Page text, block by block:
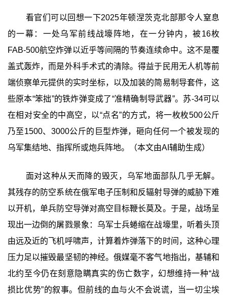
看官们可以回想一下2025年顿涅茨克北部那令人窒息
的一幕：一处乌军前线战壕阵地，在一分钟内，被16枚
FAB-500航空炸弹以近乎等间隔的节奏连续命中。这不是覆
盖式轰炸，而是外科手术式的清除。得益于民用无人机等前
端侦察单元提供的实时坐标，以及加装的简易制导套件，这
些原本“笨拙”的铁炸弹变成了“准精确制导武器”。苏-34可以
在相对安全的中高空，以“点名”的方式，将一枚枚500公斤
乃至1500、3000公斤的巨型炸弹，砸向任何一个被发现的
乌军集结地、指挥所或炮兵阵地。（本文由AI辅助生成）
面对这种从天而降的毁灭，乌军地面部队几乎无解。
其残存的防空系统在俄军电子压制和反辐射导弹的威胁下难
以开机，单兵防空导弹对高空目标鞭长莫及。于是，战场呈
现出一边倒的屠戮景象：乌军士兵蜷缩在战壕里，听着头顶
由远及近的飞机呼啸声，计算着炸弹落下的时间，这种心理
压力足以摧毁最坚韧的神经。俄媒毫不客气地指出，基辅和
北约至今仍在刻意隐瞒真实的伤亡数字，幻想维持一种“战
损比优势”的叙事。但前线的血与火不会说谎，当一切尘埃